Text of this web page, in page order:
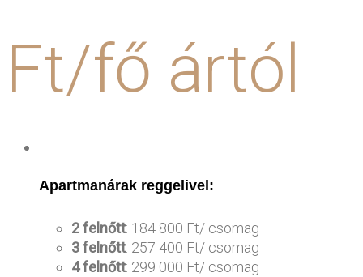
Ft/fő ártól
Apartmanárak reggelivel:
2 felnőtt: 184 800 Ft/ csomag
3 felnőtt: 257 400 Ft/ csomag
4 felnőtt: 299 000 Ft/ csomag